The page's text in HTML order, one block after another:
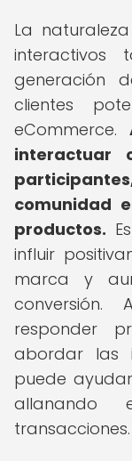
La
interactivos
generación
clientes
eCommerce.
interactuar
comunidad
productos.
influir
marca y
responder
abordar las
puede
allanando
transacciones.